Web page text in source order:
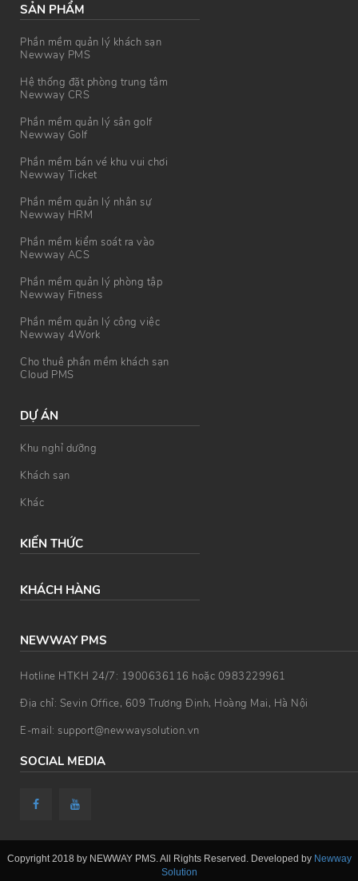
SẢN PHẨM
Phần mềm quản lý khách sạn
Newway PMS
Hệ thống đặt phòng trung tâm
Newway CRS
Phần mềm quản lý sân golf
Newway Golf
Phần mềm bán vé khu vui chơi
Newway Ticket
Phần mềm quản lý nhân sự
Newway HRM
Phần mềm kiểm soát ra vào
Newway ACS
Phần mềm quản lý phòng tập
Newway Fitness
Phần mềm quản lý công việc
Newway 4Work
Cho thuê phần mềm khách sạn
Cloud PMS
DỰ ÁN
Khu nghỉ dưỡng
Khách sạn
Khác
KIẾN THỨC
KHÁCH HÀNG
NEWWAY PMS
Hotline HTKH 24/7: 1900636116 hoặc 0983229961
Địa chỉ: Sevin Office, 609 Trương Định, Hoàng Mai, Hà Nội
E-mail: support@newwaysolution.vn
SOCIAL MEDIA
Copyright 2018 by NEWWAY PMS. All Rights Reserved. Developed by Newway
Solution